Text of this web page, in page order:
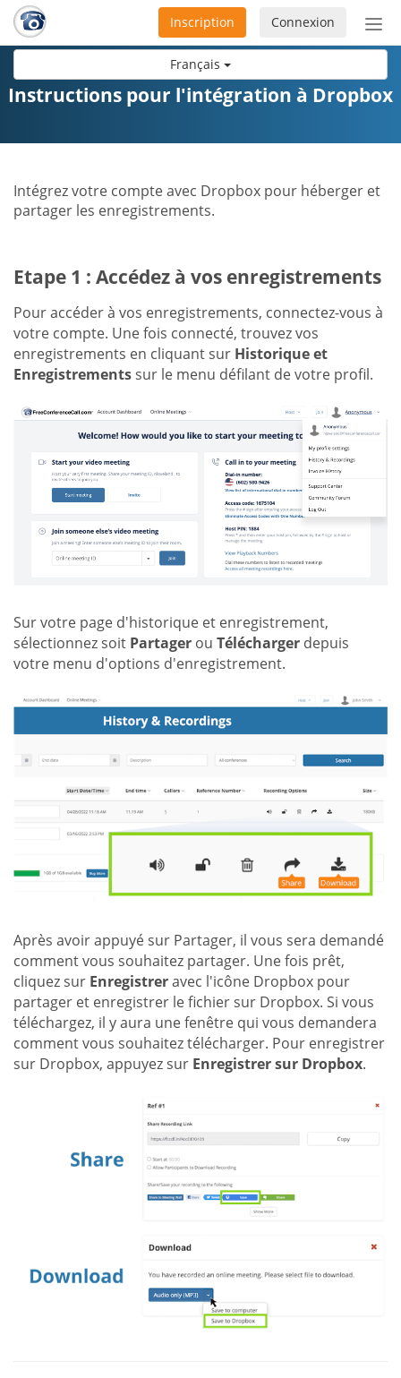
Français
ou
la
Connexion
Inscription
Instructions pour l'intégration à Dropbox
Intégrez votre compte avec Dropbox pour héberger et
partager les enregistrements.
Etape 1 : Accédez à vos enregistrements
Pour accéder à vos enregistrements, connectez-vous à
votre compte. Une fois connecté, trouvez vos
enregistrements en cliquant sur Historique et
Enregistrementssur le menu défilant de votre profil.
Sur votre page d'historique et enregistrement,
sélectionnez soit Partager ou Télécharger depuis
votre menu d'options d'enregistrement.
Après avoir appuyé sur Partager, il vous sera demandé
comment vous souhaitez partager. Une fois prêt,
cliquez sur Enregistreravec l'icône Dropbox pour
partager et enregistrer le fichier sur Dropbox. Si vous
téléchargez, il y aura une fenêtre qui vous demandera
comment vous souhaitez télécharger. Pour enregistrer
sur Dropbox, appuyez sur Enregistrer sur Dropbox.